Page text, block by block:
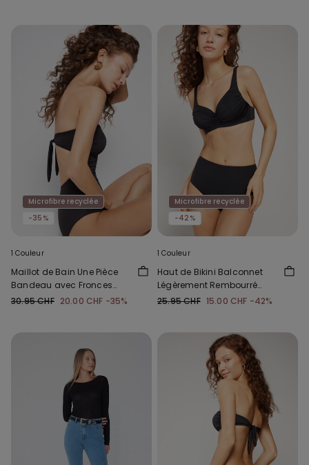
Microfibre recyclée
-35%
1 Couleur
Maillot de Bain Une Pièce
Bandeau avec Fronces
Microfibre Recyclée
30.95 CHF 20.00 CHF -35%
Microfibre recyclée
-42%
1 Couleur
Haut de Bikini Balconnet
Légèrement Rembourré
Froncé Recyclé
25.95 CHF 15.00 CHF -42%